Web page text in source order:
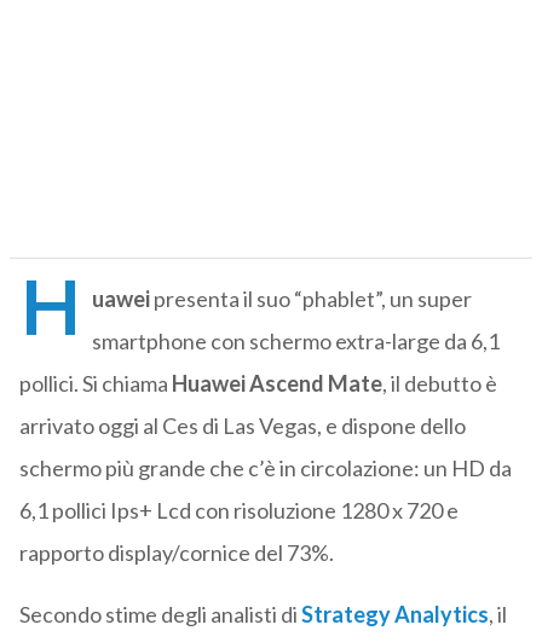
H uaweipresenta il suo “phablet”, un super
smartphone con schermo extra-large da 6,1
pollici. Si chiama Huawei Ascend Mate, il debutto è
arrivato oggi al Ces di Las Vegas, e dispone dello
schermo più grande che c’è in circolazione: un HD da
6,1 pollici Ips+ Lcd con risoluzione 1280 x 720 e
rapporto display/cornice del 73%.
Secondo stime degli analisti diStrategy Analytics, il